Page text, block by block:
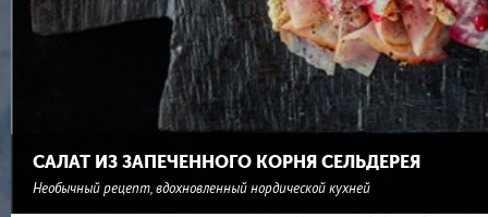
САЛАТ ИЗ ЗАПЕЧЕННОГО КОРНЯ СЕЛЬДЕРЕЯ
Необычный рецепт, вдохновленный нордической кухней